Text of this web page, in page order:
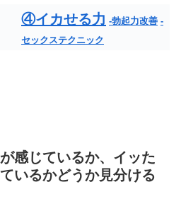
④イカせる力 -勃起力改善 -
セックステクニック
感じているか、イッた
いるかどうか見分ける